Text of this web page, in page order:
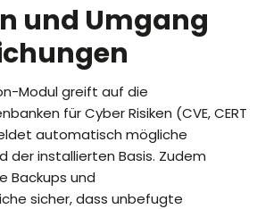
und Umgang
Modul greift auf die
für Cyber Risiken (CVE, CERT
automatisch mögliche
der installierten Basis. Zudem
Backups und
sicher, dass unbefugte